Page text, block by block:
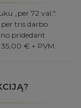
„per 72 val.".
tris darbo
pridedant
€ + PVM.